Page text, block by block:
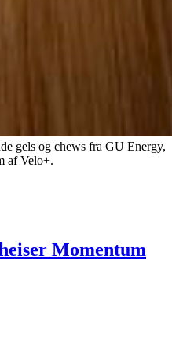
gels og chews fra GU Energy,
af Velo+.
Momentum